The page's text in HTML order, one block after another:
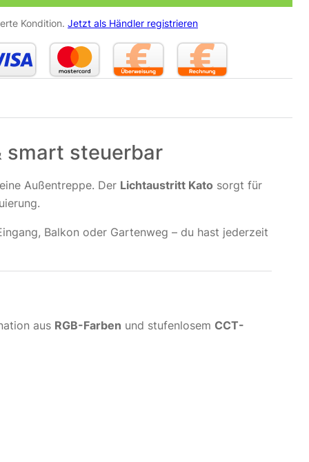
Kondition. Jetzt als Händler registrieren
smart steuerbar
Außentreppe. Der Lichtaustritt Kato sorgt für
Balkon oder Gartenweg – du hast jederzeit
aus RGB-Farben und stufenlosem CCT-